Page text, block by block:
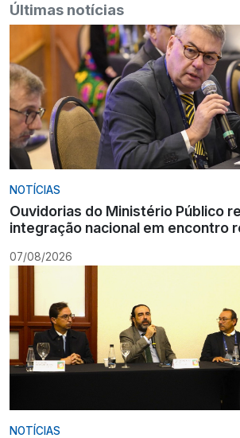
Últimas notícias
NOTÍCIAS
Ouvidorias do Ministério Público
integração nacional em encontro
07/08/2026
NOTÍCIAS